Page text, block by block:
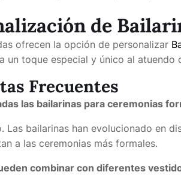
de
ofrecen la opción de personalizar
un toque especial y único al atuendo
Frecuentes
las bailarinas para ceremonias
Las bailarinas han evolucionado en
a las ceremonias más formales.
combinar con diferentes